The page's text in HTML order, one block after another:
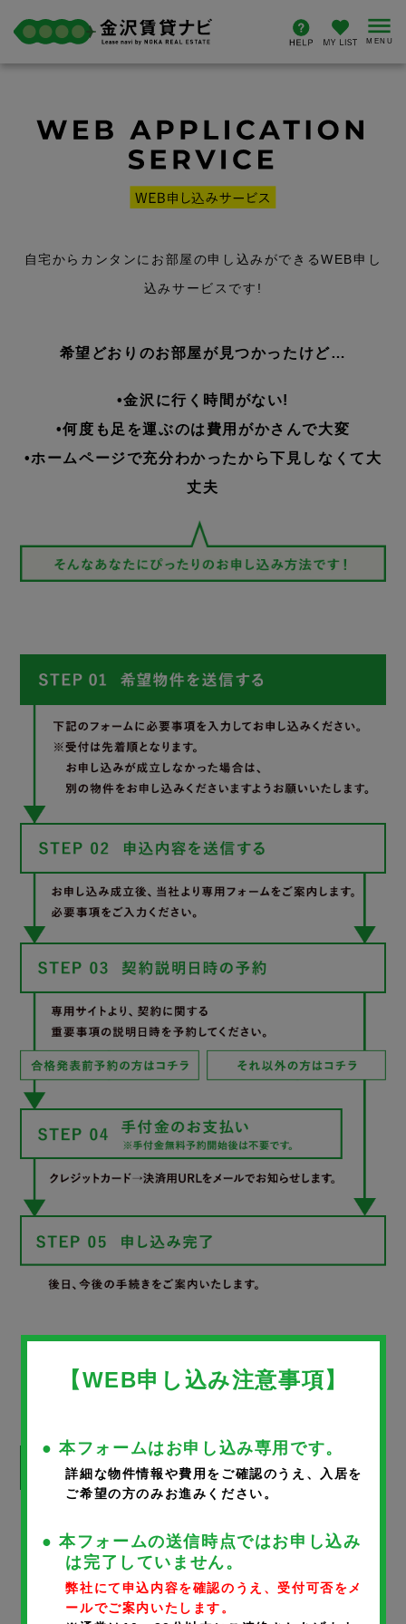
自宅からカンタンにお部屋の申し込みができるWEB申し
込みサービスです!
希望どおりのお部屋が見つかったけど…
•金沢に行く時間がない!
•何度も足を運ぶのは費用がかさんで大変
•ホームページで充分わかったから下見しなくて大
丈夫
WEB申し込みフォーム
物件名
ロイヤルアルバートⅢ
【WEB申し込み注意事項】
● 本フォームはお申し込み専用です。
詳細な物件情報や費用をご確認のうえ、入居を
ご希望の方のみお進みください。
● 本フォームの送信時点ではお申し込み
は完了していません。
弊社にて申込内容を確認のうえ、受付可否をメ
ールでご案内いたします。